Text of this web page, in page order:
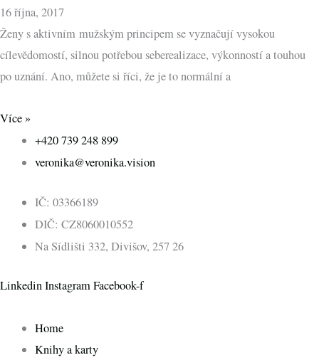
16 října, 2017
Ženy s aktivním mužským principem se vyznačují vysokou
cílevědomostí, silnou potřebou seberealizace, výkonností a touhou
po uznání. Ano, můžete si říci, že je to normální a
Více »
+420 739 248 899
veronika@veronika.vision
IČ: 03366189
DIČ: CZ8060010552
Na Sídlišti 332, Divišov, 257 26
LinkedinInstagramFacebook-f
Home
Knihy a karty